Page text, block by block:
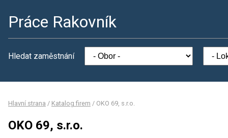
Práce Rakovník
Hledat zaměstnání
Hlavní strana / Katalog firem / OKO 69, s.r.o.
OKO 69, s.r.o.